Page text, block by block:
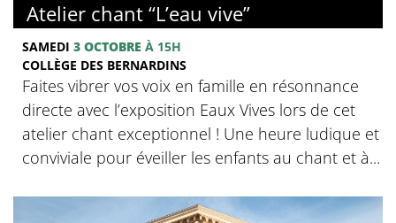
Atelier chant “L’eau vive”
SAMEDI 3 OCTOBRE À 15H
COLLÈGE DES BERNARDINS
Faites vibrer vos voix en famille en résonnance
directe avec l’exposition Eaux Vives lors de cet
atelier chant exceptionnel ! Une heure ludique et
conviviale pour éveiller les enfants au chant et à...